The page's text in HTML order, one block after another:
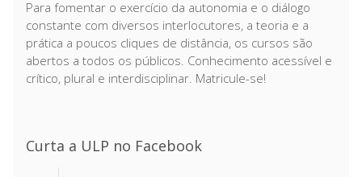
Para fomentar o exercício da autonomia e o diálogo
constante com diversos interlocutores, a teoria e a
prática a poucos cliques de distância, os cursos são
abertos a todos os públicos. Conhecimento acessível e
crítico, plural e interdisciplinar. Matricule-se!
Curta a ULP no Facebook